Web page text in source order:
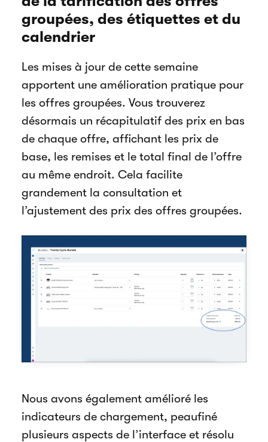
groupées, des étiquettes et du
calendrier
Les mises à jour de cette semaine
apportent une amélioration pratique pour
les offres groupées. Vous trouverez
désormais un récapitulatif des prix en bas
de chaque offre, affichant les prix de
base, les remises et le total final de l’offre
au même endroit. Cela facilite
grandement la consultation et
l’ajustement des prix des offres groupées.
Nous avons également amélioré les
indicateurs de chargement, peaufiné
plusieurs aspects de l’interface et résolu